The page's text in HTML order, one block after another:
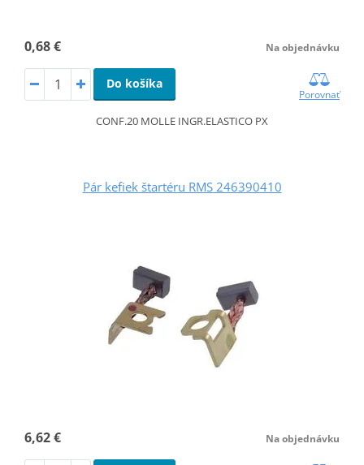
0,68 € Na objednávku
Do košíka
Porovnať
CONF.20 MOLLE INGR.ELASTICO PX
Pár kefiek štartéru RMS 246390410
6,62 € Na objednávku